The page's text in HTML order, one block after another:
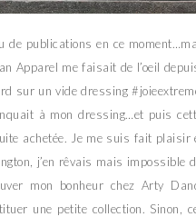
de publications en ce
Apparel me faisait de l’oeil
sur un vide dressing
à mon dressing…et puis
achetée. Je me suis fait
j’en rêvais mais impossible
mon bonheur chez Arty
une petite collection. Sinon,